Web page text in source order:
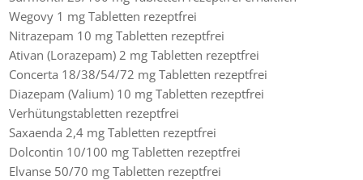
Wegovy 1 mg Tabletten rezeptfrei
Nitrazepam 10 mg Tabletten rezeptfrei
Ativan (Lorazepam) 2 mg Tabletten rezeptfrei
Concerta 18/38/54/72 mg Tabletten rezeptfrei
Diazepam (Valium) 10 mg Tabletten rezeptfrei
Verhütungstabletten rezeptfrei
Saxaenda 2,4 mg Tabletten rezeptfrei
Dolcontin 10/100 mg Tabletten rezeptfrei
Elvanse 50/70 mg Tabletten rezeptfrei